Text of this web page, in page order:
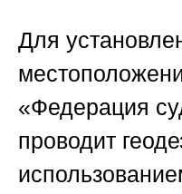
Для
«Федерация
проводит